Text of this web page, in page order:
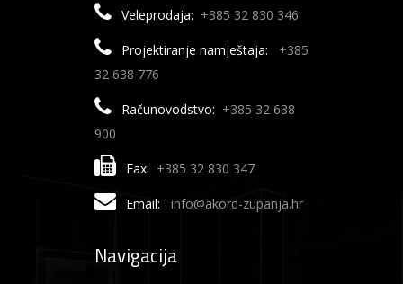
Veleprodaja: +385 32 830 346
Projektiranje namještaja:
+385
32 638 776
Računovodstvo: +385 32 638
900
Fax: +385 32 830 347
Email: info@akord-zupanja.hr
Navigacija